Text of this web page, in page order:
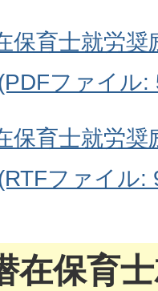
保育士就労奨
ファイル:
保育士就労奨
ファイル:
在保育